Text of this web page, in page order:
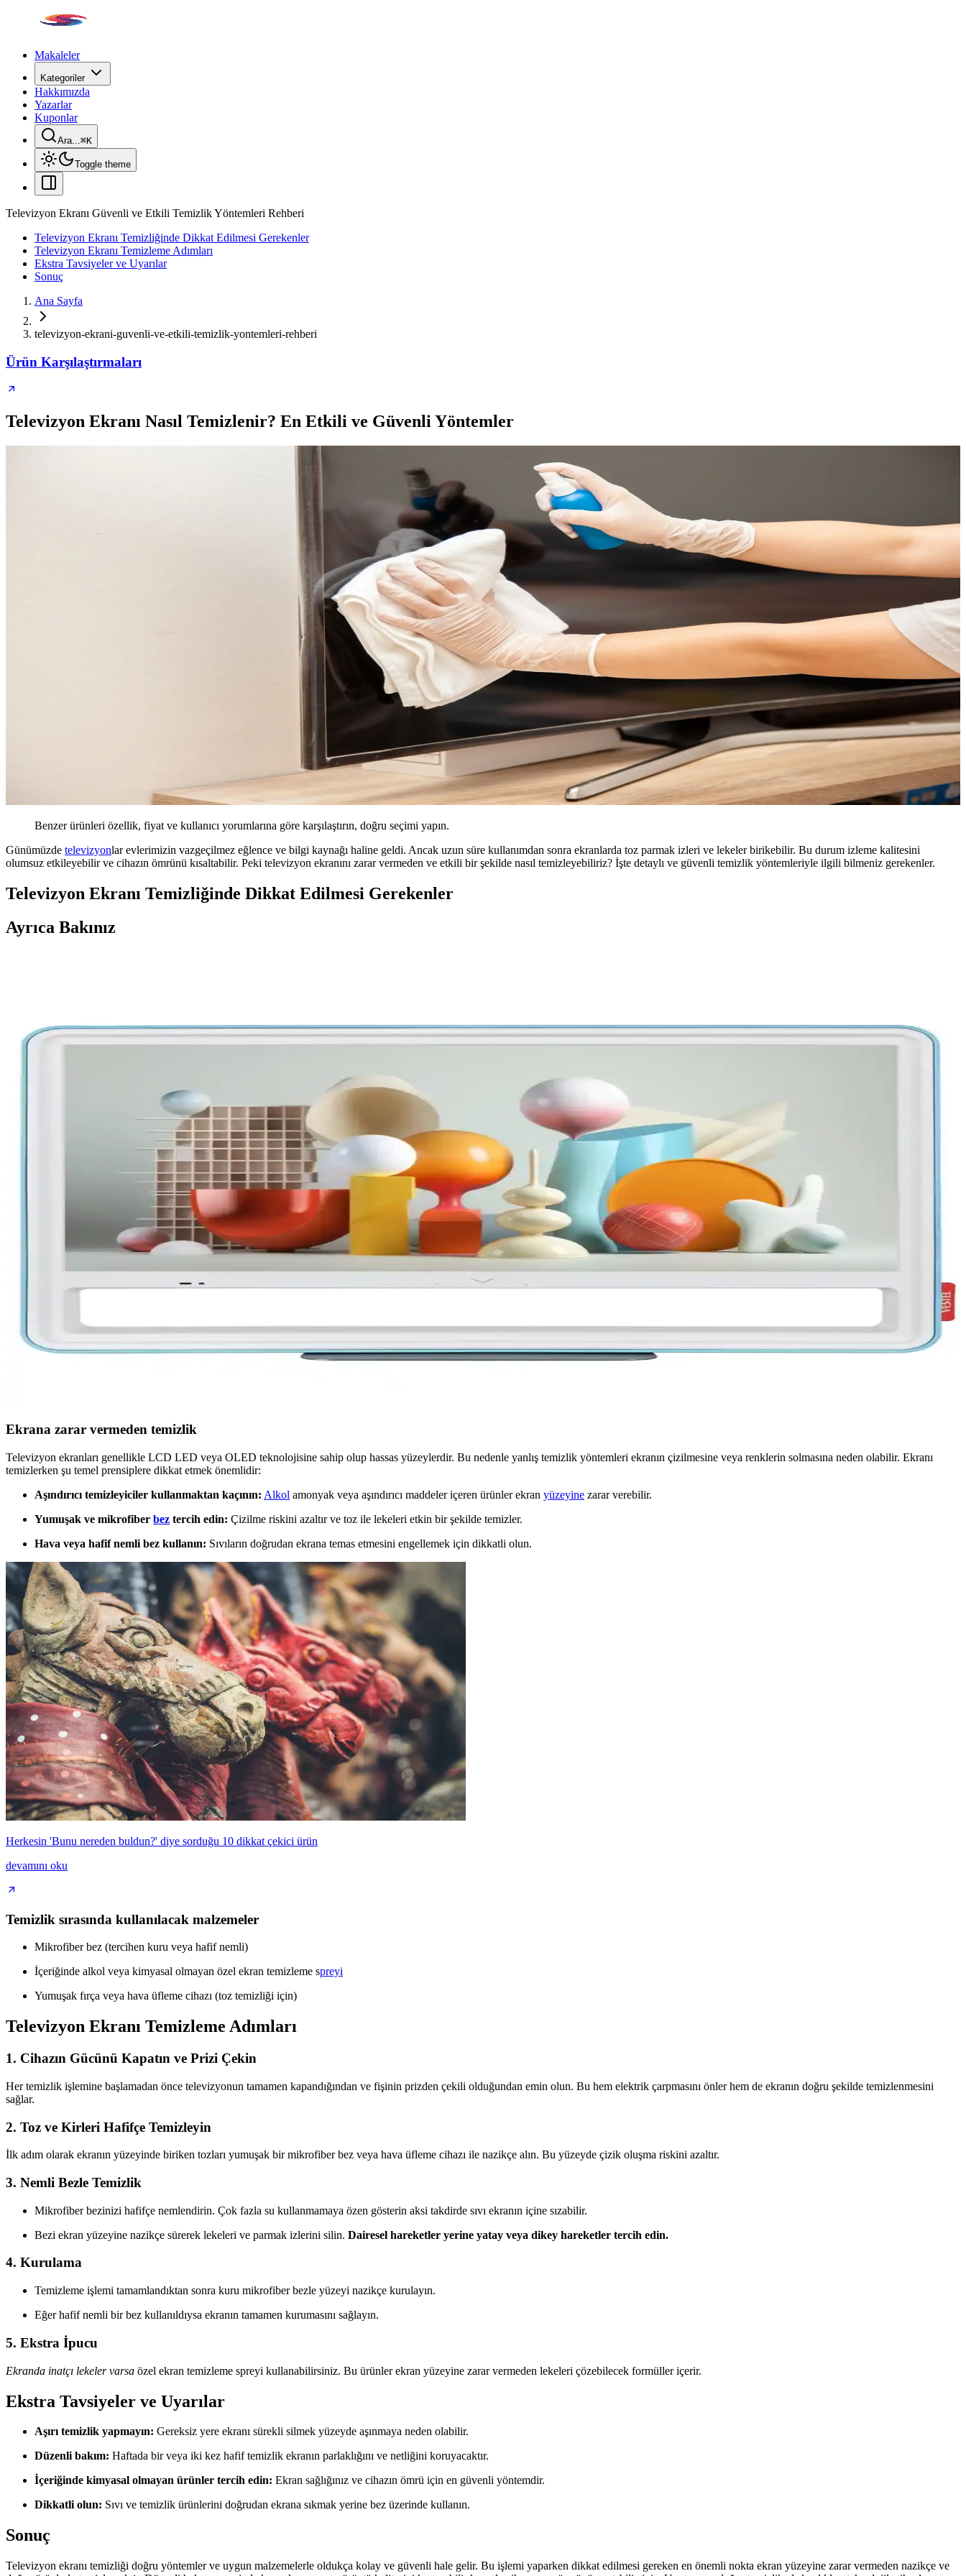
Makaleler
Kategoriler
Hakkımızda
Yazarlar
Kuponlar
Ara...⌘K
Toggle theme
Televizyon Ekranı Güvenli ve Etkili Temizlik Yöntemleri Rehberi
Televizyon Ekranı Temizliğinde Dikkat Edilmesi Gerekenler
Televizyon Ekranı Temizleme Adımları
Ekstra Tavsiyeler ve Uyarılar
Sonuç
Ana Sayfa
televizyon-ekrani-guvenli-ve-etkili-temizlik-yontemleri-rehberi
Ürün Karşılaştırmaları
Televizyon Ekranı Nasıl Temizlenir? En Etkili ve Güvenli Yöntemler
Benzer ürünleri özellik, fiyat ve kullanıcı yorumlarına göre karşılaştırın, doğru seçimi yapın.
Günümüzde televizyonlar evlerimizin vazgeçilmez eğlence ve bilgi kaynağı haline geldi. Ancak uzun süre kullanımdan sonra ekranlarda toz parmak izleri ve lekeler birikebilir. Bu durum izleme kalitesini
olumsuz etkileyebilir ve cihazın ömrünü kısaltabilir. Peki televizyon ekranını zarar vermeden ve etkili bir şekilde nasıl temizleyebiliriz? İşte detaylı ve güvenli temizlik yöntemleriyle ilgili bilmeniz gerekenler.
Televizyon Ekranı Temizliğinde Dikkat Edilmesi Gerekenler
Ayrıca Bakınız
TCL 65C655 65 İnç 4K HDR Dolby Vision Akıllı Televizyon Özellikleri ve Kullanım Alanları
TV ve Ekran Boyutlarında İnç Ölçüsü: Kullanım ve Ölçüm Yöntemleri Hakkında Kapsamlı Bilgi
Televizyon ve ekran ölçüleri, inç kavramı ve ölçüm yöntemleriyle ilgili detaylı bilgiler içerir. Doğru ekran seçimi için temel ölçümler ve pratik bilgiler sunar.
AirPlay ve Mac Entegrasyonu ile Kablosuz Ekran Paylaşımında Yeni Dönem
AirPlay ve Mac entegrasyonu sayesinde kablosuz ekran paylaşımı kolaylaşıyor. Uyumlu cihazlar ve güvenli bağlantılarla medya ve ekran yansıtma deneyiminizi geliştirin.
TCL Markası: Ürün Çeşitliliği ve Fiyat Avantajlarıyla Güçlü Bir Marka mı Yoksa Eleştirilerin Merkezi mi?
TCL, geniş ürün portföyü ve uygun fiyatlarıyla öne çıkarken, müşteri hizmetleri ve destek konusundaki sorunlar markanın algısını etkiliyor.
Samsung Smart View ile Mobil ve Televizyon Deneyimini Geliştiren Pratik Çözüm
Samsung Smart View, mobil cihazlar ve televizyonlar arasında kablosuz içerik paylaşımını kolaylaştıran kullanışlı bir uygulamadır. Hızlı ve yüksek kaliteli aktarım sağlar.
Samsung Smart TV'de kanal ayarlama işlemi, doğru adımlar ve ayarlarla hızlıca tamamlanır. Bölge ve ülke ayarları, otomatik tarama ve bağlantı kontrolleriyle sorunsuz izleme sağlayın.
Vestel Mobil TV: Taşınabilir ve Kablosuz Teknoloji ile Günümüz Eğilimlerine Uyum Sağlayan Cihaz
Ekrana zarar vermeden temizlik
Televizyon ekranları genellikle LCD LED veya OLED teknolojisine sahip olup hassas yüzeylerdir. Bu nedenle yanlış temizlik yöntemleri ekranın çizilmesine veya renklerin solmasına neden olabilir. Ekranı
temizlerken şu temel prensiplere dikkat etmek önemlidir:
Aşındırıcı temizleyiciler kullanmaktan kaçının: Alkol amonyak veya aşındırıcı maddeler içeren ürünler ekran yüzeyine zarar verebilir.
Yumuşak ve mikrofiber bez tercih edin: Çizilme riskini azaltır ve toz ile lekeleri etkin bir şekilde temizler.
Hava veya hafif nemli bez kullanın: Sıvıların doğrudan ekrana temas etmesini engellemek için dikkatli olun.
Herkesin 'Bunu nereden buldun?' diye sorduğu 10 dikkat çekici ürün
devamını oku
Temizlik sırasında kullanılacak malzemeler
Mikrofiber bez (tercihen kuru veya hafif nemli)
İçeriğinde alkol veya kimyasal olmayan özel ekran temizleme spreyi
Yumuşak fırça veya hava üfleme cihazı (toz temizliği için)
Televizyon Ekranı Temizleme Adımları
1. Cihazın Gücünü Kapatın ve Prizi Çekin
Her temizlik işlemine başlamadan önce televizyonun tamamen kapandığından ve fişinin prizden çekili olduğundan emin olun. Bu hem elektrik çarpmasını önler hem de ekranın doğru şekilde temizlenmesini
sağlar.
2. Toz ve Kirleri Hafifçe Temizleyin
İlk adım olarak ekranın yüzeyinde biriken tozları yumuşak bir mikrofiber bez veya hava üfleme cihazı ile nazikçe alın. Bu yüzeyde çizik oluşma riskini azaltır.
3. Nemli Bezle Temizlik
Mikrofiber bezinizi hafifçe nemlendirin. Çok fazla su kullanmamaya özen gösterin aksi takdirde sıvı ekranın içine sızabilir.
Bezi ekran yüzeyine nazikçe sürerek lekeleri ve parmak izlerini silin. Dairesel hareketler yerine yatay veya dikey hareketler tercih edin.
4. Kurulama
Temizleme işlemi tamamlandıktan sonra kuru mikrofiber bezle yüzeyi nazikçe kurulayın.
Eğer hafif nemli bir bez kullanıldıysa ekranın tamamen kurumasını sağlayın.
5. Ekstra İpucu
Ekranda inatçı lekeler varsa özel ekran temizleme spreyi kullanabilirsiniz. Bu ürünler ekran yüzeyine zarar vermeden lekeleri çözebilecek formüller içerir.
Ekstra Tavsiyeler ve Uyarılar
Aşırı temizlik yapmayın: Gereksiz yere ekranı sürekli silmek yüzeyde aşınmaya neden olabilir.
Düzenli bakım: Haftada bir veya iki kez hafif temizlik ekranın parlaklığını ve netliğini koruyacaktır.
İçeriğinde kimyasal olmayan ürünler tercih edin: Ekran sağlığınız ve cihazın ömrü için en güvenli yöntemdir.
Dikkatli olun: Sıvı ve temizlik ürünlerini doğrudan ekrana sıkmak yerine bez üzerinde kullanın.
Sonuç
Televizyon ekranı temizliği doğru yöntemler ve uygun malzemelerle oldukça kolay ve güvenli hale gelir. Bu işlemi yaparken dikkat edilmesi gereken en önemli nokta ekran yüzeyine zarar vermeden nazikçe ve